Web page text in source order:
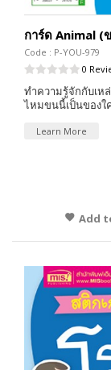
การ์ด Animal (
Code : P-YOU-979
0
ทำความรู้จักกับเ
ไหมขนนี้เป็นของใ
Learn More
Add